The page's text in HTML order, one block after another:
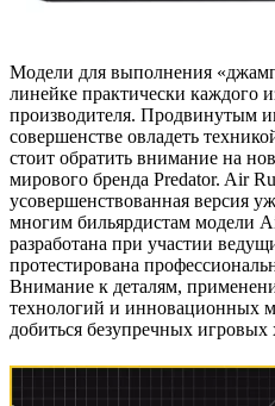
Модели для выполнения
линейке практически каждого
производителя. Продвинутым
совершенстве овладеть
стоит обратить внимание на
мирового бренда Predator. Air
усовершенствованная версия
многим бильярдистам модели
разработана при участии
протестирована
Внимание к деталям,
технологий и инновационных
добиться безупречных игровых